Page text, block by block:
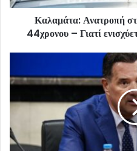
Καλαμάτα: Ανατροπή
44χρονου – Γιατί